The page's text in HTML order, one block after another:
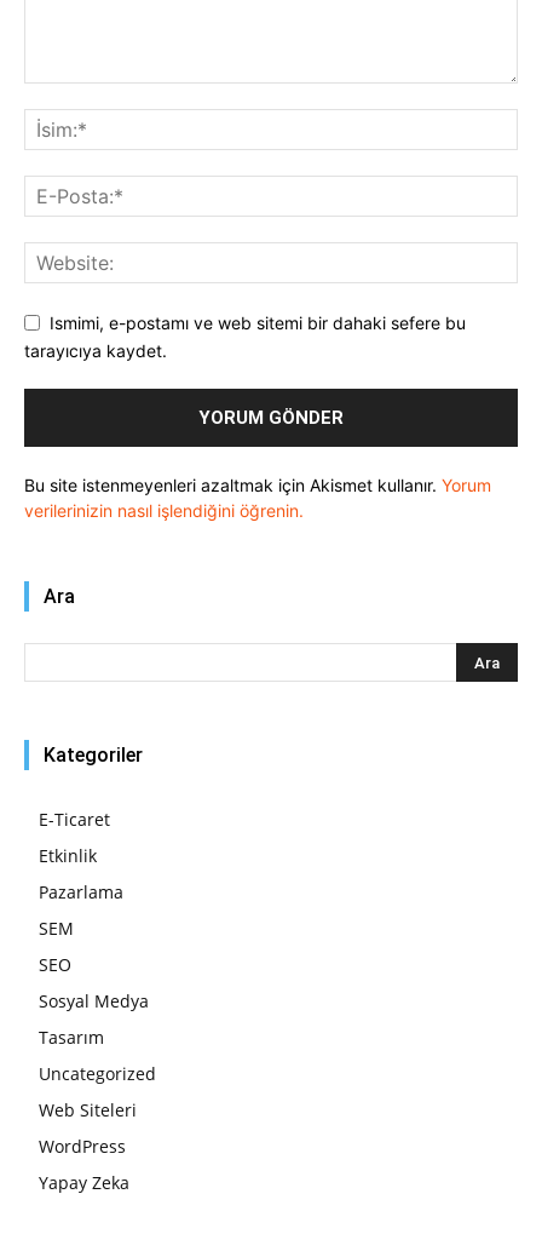
Ismimi, e-postamı ve web sitemi bir dahaki sefere bu
tarayıcıya kaydet.
Bu site istenmeyenleri azaltmak için Akismet kullanır. Yorum
verilerinizin nasıl işlendiğini öğrenin.
Ara
Kategoriler
E-Ticaret
Etkinlik
Pazarlama
SEM
SEO
Sosyal Medya
Tasarım
Uncategorized
Web Siteleri
WordPress
Yapay Zeka